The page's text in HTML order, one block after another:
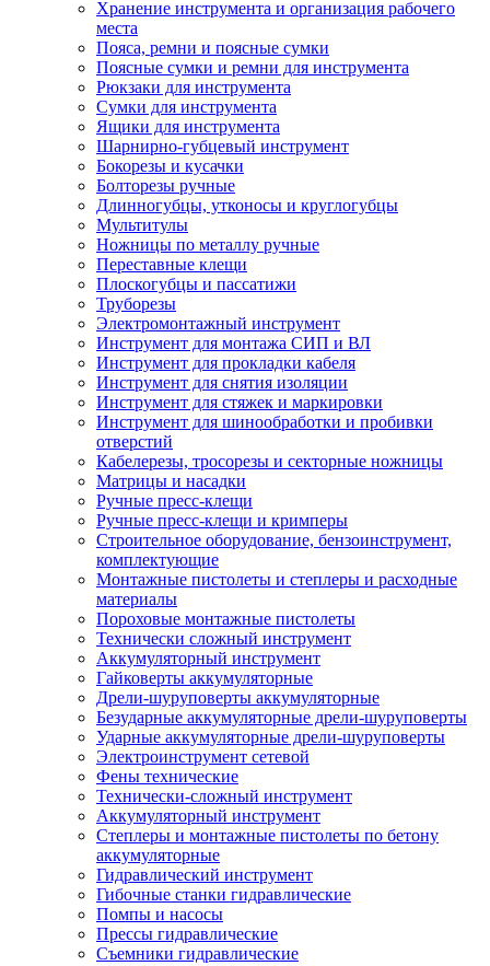
Хранение инструмента и организация рабочего
места
Пояса, ремни и поясные сумки
Поясные сумки и ремни для инструмента
Рюкзаки для инструмента
Сумки для инструмента
Ящики для инструмента
Шарнирно-губцевый инструмент
Бокорезы и кусачки
Болторезы ручные
Длинногубцы, утконосы и круглогубцы
Мультитулы
Ножницы по металлу ручные
Переставные клещи
Плоскогубцы и пассатижи
Труборезы
Электромонтажный инструмент
Инструмент для монтажа СИП и ВЛ
Инструмент для прокладки кабеля
Инструмент для снятия изоляции
Инструмент для стяжек и маркировки
Инструмент для шинообработки и пробивки
отверстий
Кабелерезы, тросорезы и секторные ножницы
Матрицы и насадки
Ручные пресс-клещи
Ручные пресс-клещи и кримперы
Строительное оборудование, бензоинструмент,
комплектующие
Монтажные пистолеты и степлеры и расходные
материалы
Пороховые монтажные пистолеты
Технически сложный инструмент
Аккумуляторный инструмент
Гайковерты аккумуляторные
Дрели-шуруповерты аккумуляторные
Безударные аккумуляторные дрели-шуруповерты
Ударные аккумуляторные дрели-шуруповерты
Электроинструмент сетевой
Фены технические
Технически-сложный инструмент
Аккумуляторный инструмент
Степлеры и монтажные пистолеты по бетону
аккумуляторные
Гидравлический инструмент
Гибочные станки гидравлические
Помпы и насосы
Прессы гидравлические
Съемники гидравлические